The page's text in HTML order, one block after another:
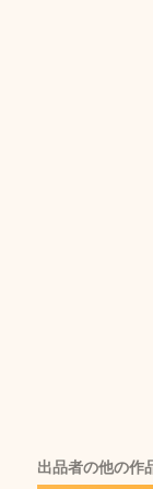
出品者の他の作